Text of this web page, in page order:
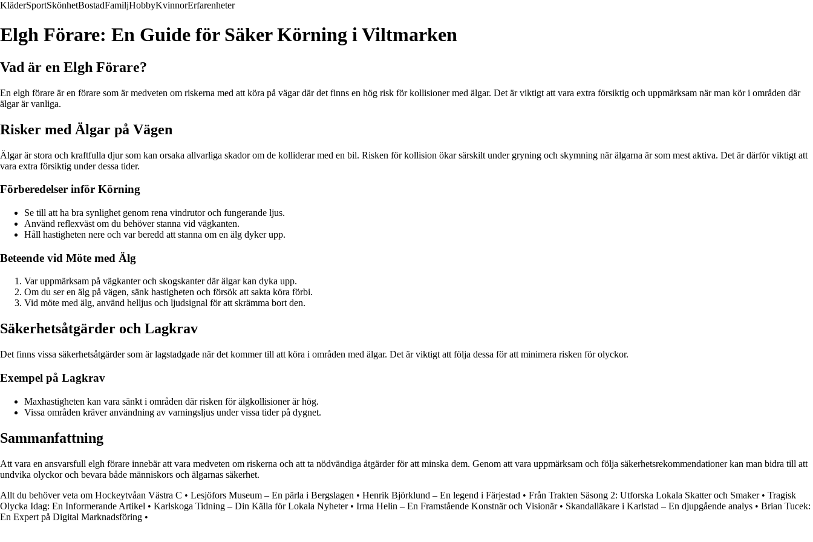
KläderSportSkönhetBostadFamiljHobbyKvinnorErfarenheter
Elgh Förare: En Guide för Säker Körning i Viltmarken
Vad är en Elgh Förare?
En elgh förare är en förare som är medveten om riskerna med att köra på vägar där det finns en hög risk för kollisioner med älgar. Det är viktigt att vara extra försiktig och uppmärksam när man kör i områden där
älgar är vanliga.
Risker med Älgar på Vägen
Älgar är stora och kraftfulla djur som kan orsaka allvarliga skador om de kolliderar med en bil. Risken för kollision ökar särskilt under gryning och skymning när älgarna är som mest aktiva. Det är därför viktigt att
vara extra försiktig under dessa tider.
Förberedelser inför Körning
Se till att ha bra synlighet genom rena vindrutor och fungerande ljus.
Använd reflexväst om du behöver stanna vid vägkanten.
Håll hastigheten nere och var beredd att stanna om en älg dyker upp.
Beteende vid Möte med Älg
Var uppmärksam på vägkanter och skogskanter där älgar kan dyka upp.
Om du ser en älg på vägen, sänk hastigheten och försök att sakta köra förbi.
Vid möte med älg, använd helljus och ljudsignal för att skrämma bort den.
Säkerhetsåtgärder och Lagkrav
Det finns vissa säkerhetsåtgärder som är lagstadgade när det kommer till att köra i områden med älgar. Det är viktigt att följa dessa för att minimera risken för olyckor.
Exempel på Lagkrav
Maxhastigheten kan vara sänkt i områden där risken för älgkollisioner är hög.
Vissa områden kräver användning av varningsljus under vissa tider på dygnet.
Sammanfattning
Att vara en ansvarsfull elgh förare innebär att vara medveten om riskerna och att ta nödvändiga åtgärder för att minska dem. Genom att vara uppmärksam och följa säkerhetsrekommendationer kan man bidra till att
undvika olyckor och bevara både människors och älgarnas säkerhet.
Allt du behöver veta om Hockeytvåan Västra C • Lesjöfors Museum – En pärla i Bergslagen • Henrik Björklund – En legend i Färjestad • Från Trakten Säsong 2: Utforska Lokala Skatter och Smaker• Tragisk
Olycka Idag: En Informerande Artikel • Karlskoga Tidning – Din Källa för Lokala Nyheter• Irma Helin – En Framstående Konstnär och Visionär• Skandalläkare i Karlstad – En djupgående analys • Brian Tucek:
En Expert på Digital Marknadsföring •